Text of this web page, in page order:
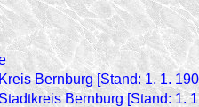
Bernburg [Stand: 1. 1.
Bernburg [Stand: 1.